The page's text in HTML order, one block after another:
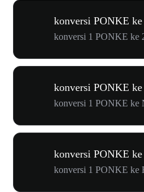
konversi PONKE
konversi PONKE
konversi 1 PONKE ke
konversi PONKE
konversi 1 PONKE ke